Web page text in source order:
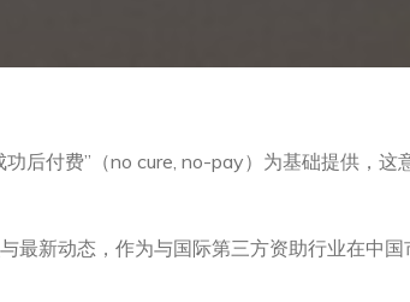
后付费”（no cure, no-pay）为基础提供，这
最新动态，作为与国际第三方资助行业在中国